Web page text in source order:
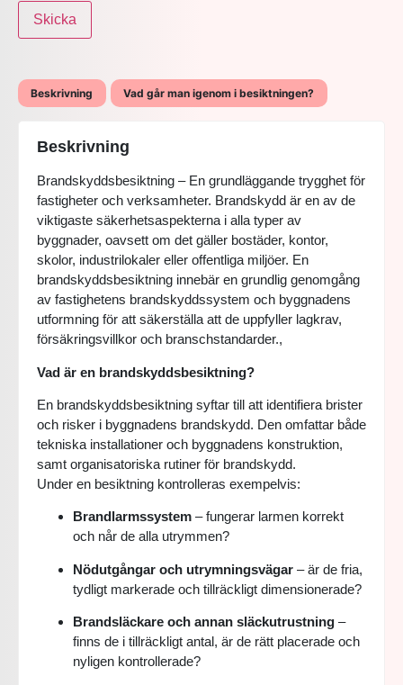
Skicka
Beskrivning Vad går man igenom i besiktningen?
Beskrivning
Brandskyddsbesiktning – En grundläggande trygghet för
fastigheter och verksamheter. Brandskydd är en av de
viktigaste säkerhetsaspekterna i alla typer av
byggnader, oavsett om det gäller bostäder, kontor,
skolor, industrilokaler eller offentliga miljöer. En
brandskyddsbesiktning innebär en grundlig genomgång
av fastighetens brandskyddssystem och byggnadens
utformning för att säkerställa att de uppfyller lagkrav,
försäkringsvillkor och branschstandarder.,
Vad är en brandskyddsbesiktning?
En brandskyddsbesiktning syftar till att identifiera brister
och risker i byggnadens brandskydd. Den omfattar både
tekniska installationer och byggnadens konstruktion,
samt organisatoriska rutiner för brandskydd.
Under en besiktning kontrolleras exempelvis:
Brandlarmssystem – fungerar larmen korrekt
och når de alla utrymmen?
Nödutgångar och utrymningsvägar – är de fria,
tydligt markerade och tillräckligt dimensionerade?
Brandsläckare och annan släckutrustning –
finns de i tillräckligt antal, är de rätt placerade och
nyligen kontrollerade?